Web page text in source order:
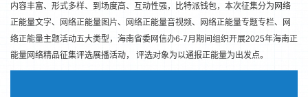
内容丰富、形式多样、到场度高、互动性强，比特派钱包，本次征集分为网络
正能量文字、网络正能量图片、网络正能量音视频、网络正能量专题专栏、网
络正能量主题活动五大类型，海南省委网信办6-7月期间组织开展2025年海南正
能量网络精品征集评选展播活动， 评选对象为以通报正能量为出发点。